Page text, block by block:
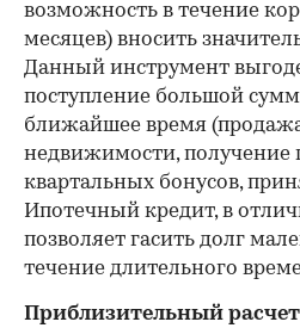
возможность в течение
месяцев) вносить
Данный инструмент
поступление большой
ближайшее время
недвижимости, получение
квартальных бонусов,
Ипотечный кредит, в
позволяет гасить долг
течение длительного
Приблизительный